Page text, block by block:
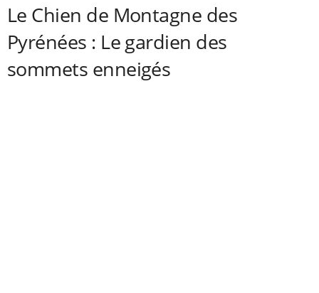
Le Chien de Montagne des
Pyrénées : Le gardien des
sommets enneigés